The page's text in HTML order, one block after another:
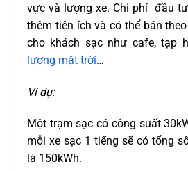
vực và lượng xe. Chi phí đầu
thêm tiện ích và có thể bán
cho khách sạc như cafe, tạp
lượng mặt trời…
Ví dụ:
Một trạm sạc có công suất
mỗi xe sạc 1 tiếng sẽ có tổng
là 150kWh.